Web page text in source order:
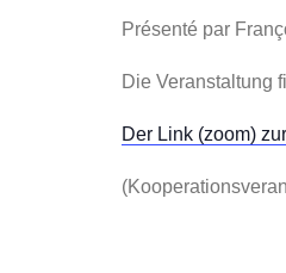
Présenté par
Die Veranstaltung
Der Link (zoom)